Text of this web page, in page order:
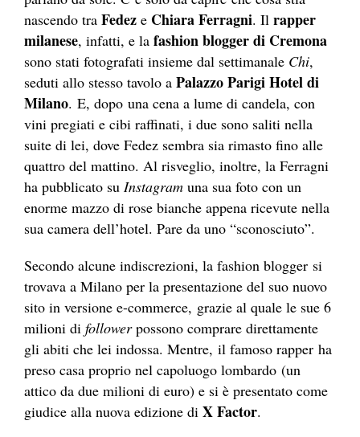
nascendo tra Fedez e Chiara Ferragni. Il rapper
milanese, infatti, e la fashion blogger di Cremona
sono stati fotografati insieme dal settimanale Chi,
seduti allo stesso tavolo a Palazzo Parigi Hotel di
Milano. E, dopo una cena a lume di candela, con
vini pregiati e cibi raffinati, i due sono saliti nella
suite di lei, dove Fedez sembra sia rimasto fino alle
quattro del mattino. Al risveglio, inoltre, la Ferragni
ha pubblicato su Instagram una sua foto con un
enorme mazzo di rose bianche appena ricevute nella
sua camera dell’hotel. Pare da uno “sconosciuto”.
Secondo alcune indiscrezioni, la fashion blogger si
trovava a Milano per la presentazione del suo nuovo
sito in versione e-commerce, grazie al quale le sue 6
milioni di followerpossono comprare direttamente
gli abiti che lei indossa. Mentre, il famoso rapper ha
preso casa proprio nel capoluogo lombardo (un
attico da due milioni di euro) e si è presentato come
giudice alla nuova edizione di X Factor.